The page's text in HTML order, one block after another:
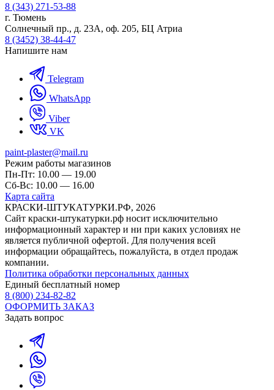
8 (343) 271-53-88
г. Тюмень
Солнечный пр., д. 23А, оф. 205, БЦ Атриа
8 (3452) 38-44-47
Напишите нам
Telegram
WhatsApp
Viber
VK
paint-plaster@mail.ru
Режим работы магазинов
Пн-Пт: 10.00 — 19.00
Сб-Вс: 10.00 — 16.00
Карта сайта
КРАСКИ-ШТУКАТУРКИ.РФ, 2026
Cайт краски-штукатурки.рф носит исключительно
информационный характер и ни при каких условиях не
является публичной офертой. Для получения всей
информации обращайтесь, пожалуйста, в отдел продаж
компании.
Политика обработки персональных данных
Единый бесплатный номер
8 (800) 234-82-82
ОФОРМИТЬ ЗАКАЗ
Задать вопрос